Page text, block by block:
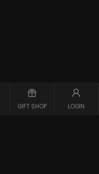
GIFT SHOP LOGIN